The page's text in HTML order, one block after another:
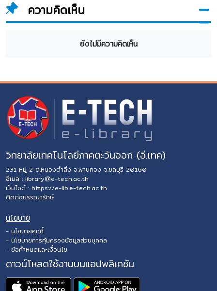
แผนกช่างไฟฟ้า
วิทยาลัยอี.เทค วิทยาลัยอี.เทค
ความคิดเห็น
ยังไม่มีความคิดเห็น
วิทยาลัยเทคโนโลยีภาคตะวันออก (อี.เทค)
231 หมู่ 2 ต.หนองตำลึง อ.พานทอง จ.ชลบุรี 20160
อีเมล : library@e-tech.ac.th
เว็บไซต์ : https://e-lib.e-tech.ac.th
ติดต่อบรรณารักษ์
นโยบาย
- นโยบายคุกกี้
- นโยบายการคุ้มครองข้อมูลส่วนบุคคล
- ข้อกำหนดและเงื่อนไข
ดาวน์โหลดใช้งานบนแอปพลิเคชัน